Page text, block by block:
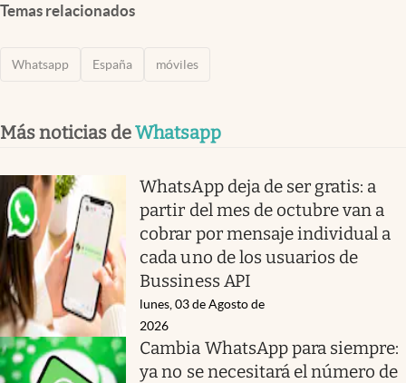
Temas relacionados
Whatsapp España móviles
Más noticias deWhatsapp
WhatsApp deja de ser gratis: a
partir del mes de octubre van a
cobrar por mensaje individual a
cada uno de los usuarios de
Bussiness API
lunes, 03 de Agosto de
2026
Cambia WhatsApp para siempre:
ya no se necesitará el número de